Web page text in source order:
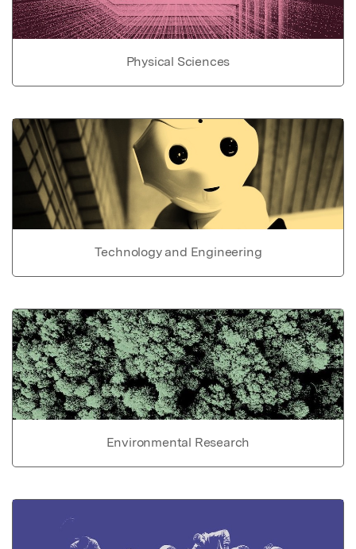
Physical Sciences
Technology and Engineering
Environmental Research